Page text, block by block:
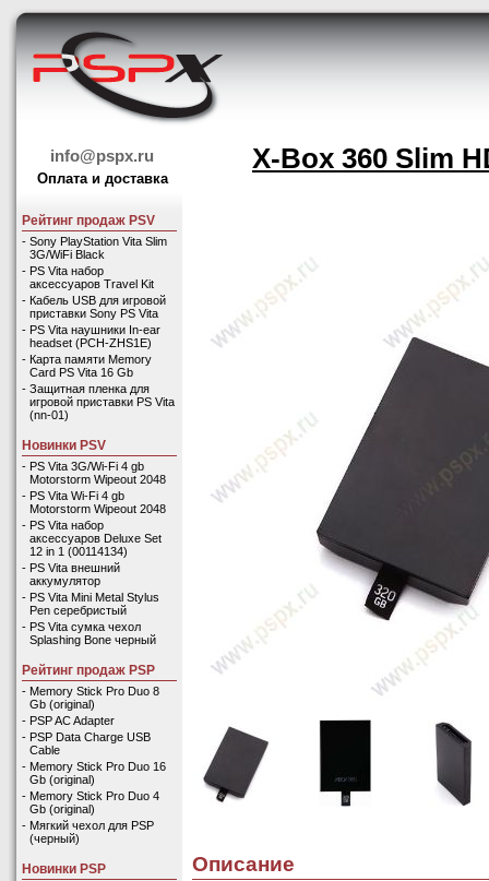
info@pspx.ru
Оплата и доставка
Рейтинг продаж PSV
- Sony PlayStation Vita Slim
3G/WiFi Black
- PS Vita набор
аксессуаров Travel Kit
- Кабель USB для игровой
приставки Sony PS Vita
- PS Vita наушники In-ear
headset (PCH-ZHS1E)
- Карта памяти Memory
Card PS Vita 16 Gb
- Защитная пленка для
игровой приставки PS Vita
(nn-01)
Новинки PSV
- PS Vita 3G/Wi-Fi 4 gb
Motorstorm Wipeout 2048
- PS Vita Wi-Fi 4 gb
Motorstorm Wipeout 2048
- PS Vita набор
аксессуаров Deluxe Set
12 in 1 (00114134)
- PS Vita внешний
аккумулятор
- PS Vita Mini Metal Stylus
Pen серебристый
- PS Vita сумка чехол
Splashing Bone черный
Рейтинг продаж PSP
- Memory Stick Pro Duo 8
Gb (original)
- PSP AC Adapter
- PSP Data Charge USB
Cable
- Memory Stick Pro Duo 16
Gb (original)
- Memory Stick Pro Duo 4
Gb (original)
- Мягкий чехол для PSP
(черный)
Новинки PSP
X-Box 360 Slim
Описание